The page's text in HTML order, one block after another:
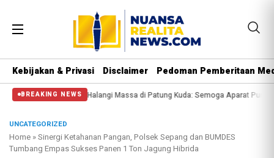
Kebijakan & Privasi Disclaimer Pedoman Pemberitaan
BREAKING NEWS
Polisi Halangi Massa di Patung Kuda: Semoga Aparat Punya Hati Nurani
UNCATEGORIZED
Home »Sinergi Ketahanan Pangan, Polsek Sepang dan BUMDES
Tumbang Empas Sukses Panen 1 Ton Jagung Hibrida